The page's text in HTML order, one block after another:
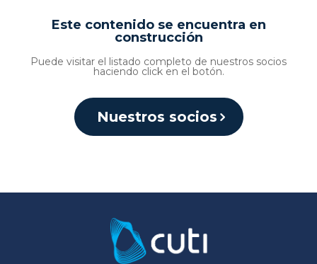
Este contenido se encuentra en
construcción
Puede visitar el listado completo de nuestros socios
haciendo click en el botón.
Nuestros socios